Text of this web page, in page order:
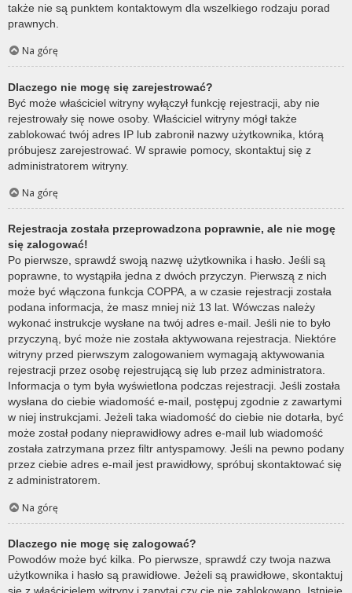
także nie są punktem kontaktowym dla wszelkiego rodzaju porad
prawnych.
Na górę
Dlaczego nie mogę się zarejestrować?
Być może właściciel witryny wyłączył funkcję rejestracji, aby nie
rejestrowały się nowe osoby. Właściciel witryny mógł także
zablokować twój adres IP lub zabronił nazwy użytkownika, którą
próbujesz zarejestrować. W sprawie pomocy, skontaktuj się z
administratorem witryny.
Na górę
Rejestracja została przeprowadzona poprawnie, ale nie mogę
się zalogować!
Po pierwsze, sprawdź swoją nazwę użytkownika i hasło. Jeśli są
poprawne, to wystąpiła jedna z dwóch przyczyn. Pierwszą z nich
może być włączona funkcja COPPA, a w czasie rejestracji została
podana informacja, że masz mniej niż 13 lat. Wówczas należy
wykonać instrukcje wysłane na twój adres e-mail. Jeśli nie to było
przyczyną, być może nie została aktywowana rejestracja. Niektóre
witryny przed pierwszym zalogowaniem wymagają aktywowania
rejestracji przez osobę rejestrującą się lub przez administratora.
Informacja o tym była wyświetlona podczas rejestracji. Jeśli została
wysłana do ciebie wiadomość e-mail, postępuj zgodnie z zawartymi
w niej instrukcjami. Jeżeli taka wiadomość do ciebie nie dotarła, być
może został podany nieprawidłowy adres e-mail lub wiadomość
została zatrzymana przez filtr antyspamowy. Jeśli na pewno podany
przez ciebie adres e-mail jest prawidłowy, spróbuj skontaktować się
z administratorem.
Na górę
Dlaczego nie mogę się zalogować?
Powodów może być kilka. Po pierwsze, sprawdź czy twoja nazwa
użytkownika i hasło są prawidłowe. Jeżeli są prawidłowe, skontaktuj